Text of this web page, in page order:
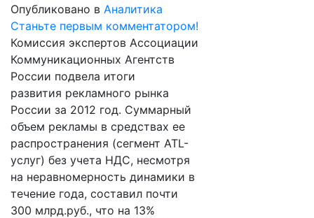
Опубликовано в Аналитика
Станьте первым комментатором!
Комиссия экспертов Ассоциации
Коммуникационных Агентств
России подвела итоги
развития рекламного рынка
России за 2012 год. Суммарный
объем рекламы в средствах ее
распространения (сегмент ATL-
услуг) без учета НДС, несмотря
на неравномерность динамики в
течение года, составил почти
300 млрд.руб., что на 13%